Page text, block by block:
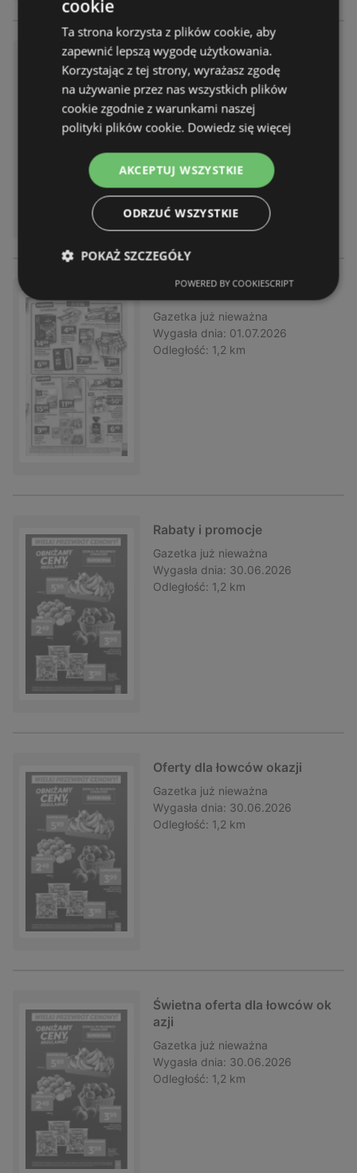
Market
Gazetka już nieważna
Wygasła dnia: 01.07.2026
Odległość: 1,2 km
Gazetka już nieważna
Wygasła dnia: 01.07.2026
Odległość: 1,2 km
Rabaty i promocje
Gazetka już nieważna
Wygasła dnia: 30.06.2026
Odległość: 1,2 km
Oferty dla łowców okazji
Gazetka już nieważna
Wygasła dnia: 30.06.2026
Odległość: 1,2 km
Świetna oferta dla łowców ok
azji
Gazetka już nieważna
Wygasła dnia: 30.06.2026
Odległość: 1,2 km
cookie
Ta strona korzysta z plików cookie, aby
zapewnić lepszą wygodę użytkowania.
Korzystając z tej strony, wyrażasz zgodę
na używanie przez nas wszystkich plików
cookie zgodnie z warunkami naszej
polityki plików cookie. Dowiedz się więcej
AKCEPTUJ WSZYSTKIE
ODRZUĆ WSZYSTKIE
POKAŻ SZCZEGÓŁY
POWERED BY COOKIESCRIPT